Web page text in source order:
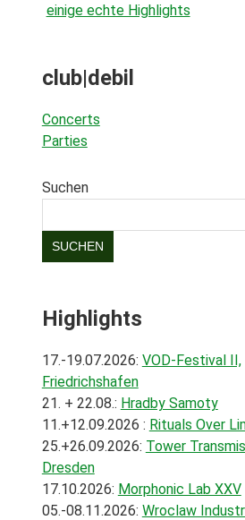
einige echte Highlights
club|debil
Concerts
Parties
Suchen
SUCHEN
Highlights
17.-19.07.2026: VOD-Festival II,
Friedrichshafen
21. + 22.08.: Hradby Samoty
11.+12.09.2026 : Rituals Over
25.+26.09.2026: Tower
Dresden
17.10.2026: Morphonic Lab XXV
05.-08.11.2026: Wroclaw